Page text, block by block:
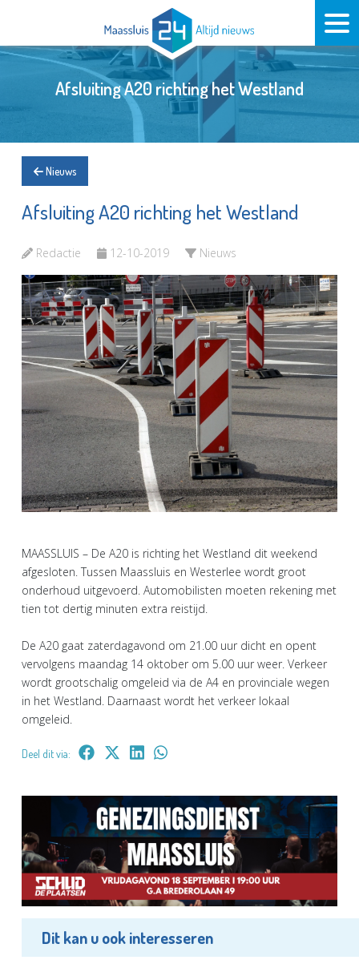
Afsluiting A20 richting het Westland
Nieuws
Afsluiting A20 richting het Westland
Redactie 12-10-2019 Nieuws
MAASSLUIS – De A20 is richting het Westland dit weekend
afgesloten. Tussen Maassluis en Westerlee wordt groot
onderhoud uitgevoerd. Automobilisten moeten rekening met
tien tot dertig minuten extra reistijd.
De A20 gaat zaterdagavond om 21.00 uur dicht en opent
vervolgens maandag 14 oktober om 5.00 uur weer. Verkeer
wordt grootschalig omgeleid via de A4 en provinciale wegen
in het Westland. Daarnaast wordt het verkeer lokaal
omgeleid.
Deel dit via:
Dit kan u ook interesseren